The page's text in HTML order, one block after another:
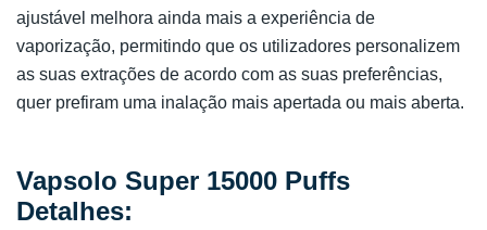
ajustável melhora ainda mais a experiência de
vaporização, permitindo que os utilizadores personalizem
as suas extrações de acordo com as suas preferências,
quer prefiram uma inalação mais apertada ou mais aberta.
Vapsolo Super 15000 Puffs
Detalhes: